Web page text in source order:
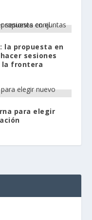
la propuesta en
sesiones
la frontera
para elegir